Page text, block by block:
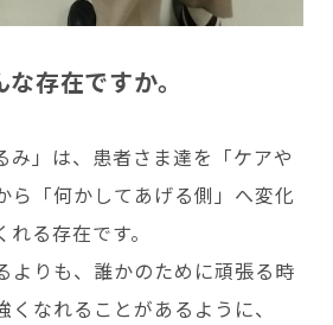
存在ですか。
み」は、患者さま達を「ケアや
ら「何かしてあげる側」へ変化
る存在です。
よりも、誰かのために頑張る時
なれることがあるように、